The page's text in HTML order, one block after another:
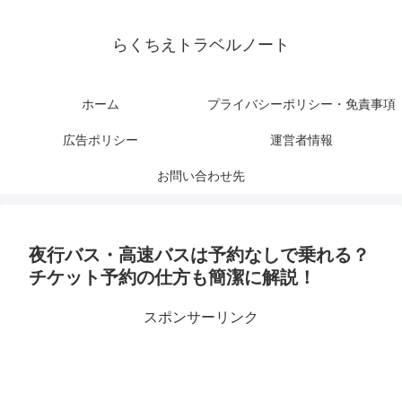
らくちえトラベルノート
ホーム プライバシーポリシー・免責事項
広告ポリシー 運営者情報
お問い合わせ先
夜行バス・高速バスは予約なしで乗れる？
チケット予約の仕方も簡潔に解説！
スポンサーリンク